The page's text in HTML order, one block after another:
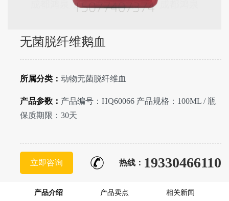
无菌脱纤维鹅血
所属分类： 动物无菌脱纤维血
产品参数： 产品编号：HQ60066 产品规格：100ML / 瓶
保质期限：30天
立即咨询 热线： 19330466110
产品介绍 产品卖点 相关新闻